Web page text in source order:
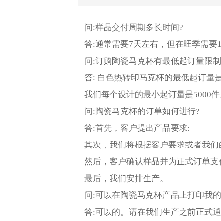
问:样品交付周期多长时间?
答:通常需要7天左右，但在旺季需要
问:订购陶瓷马克杯有最低起订量限
答: 白色热转印马克杯的最低起订量
我们每个设计的最小起订量是5000
问:陶瓷马克杯的订单如何进行?
答:首先，客户提出产品要求:
其次，我们将根据客户要求或者我
然后，客户确认样品并为正式订单支
最后，我们安排生产。
问:可以在陶瓷马克杯产品上打印我
答:可以的。请在我们生产之前正式